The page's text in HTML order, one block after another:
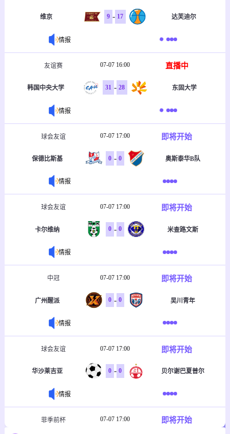
维京 9 - 17 达芙迪尔
情报
友谊赛 07-07 16:00 直播中
韩国中央大学 31 - 28 东固大学
情报
球会友谊 07-07 17:00 即将开始
保德比斯基 0 - 0 奥斯泰华B队
情报
球会友谊 07-07 17:00 即将开始
卡尔维纳 0 - 0 米查路文斯
情报
中冠 07-07 17:00 即将开始
广州醒派 0 - 0 吴川青年
情报
球会友谊 07-07 17:00 即将开始
华沙莱吉亚 0 - 0 贝尔谢巴夏普尔
情报
菲季前杯 07-07 17:00 即将开始